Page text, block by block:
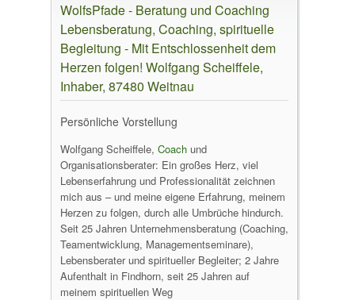
WolfsPfade - Beratung und Coaching
Lebensberatung, Coaching, spirituelle
Begleitung - Mit Entschlossenheit dem
Herzen folgen! Wolfgang Scheiffele,
Inhaber, 87480 Weitnau
Persönliche Vorstellung
Wolfgang Scheiffele, Coach und
Organisationsberater: Ein großes Herz, viel
Lebenserfahrung und Professionalität zeichnen
mich aus – und meine eigene Erfahrung, meinem
Herzen zu folgen, durch alle Umbrüche hindurch.
Seit 25 Jahren Unternehmensberatung (Coaching,
Teamentwicklung, Managementseminare),
Lebensberater und spiritueller Begleiter; 2 Jahre
Aufenthalt in Findhorn, seit 25 Jahren auf
meinem spirituellen Weg